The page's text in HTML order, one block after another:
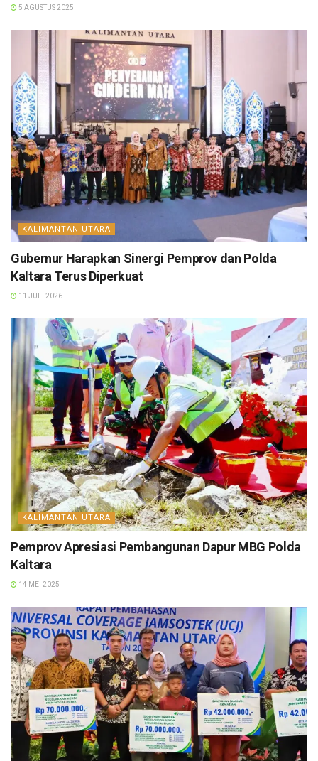
5 AGUSTUS 2025
KALIMANTAN UTARA
Gubernur Harapkan Sinergi Pemprov dan Polda
Kaltara Terus Diperkuat
11 JULI 2026
KALIMANTAN UTARA
Pemprov Apresiasi Pembangunan Dapur MBG Polda
Kaltara
14 MEI 2025